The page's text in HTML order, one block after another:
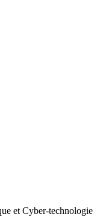
et Cyber-technologie